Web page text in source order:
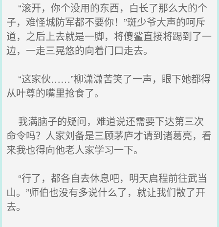
“滚开，你个没用的东西，白长了那么大的个
子，难怪城防军都不要你！”斑少爷大声的呵斥
道，之后上去就是一脚，将傻鲨直接将踢到了一
边，一走三晃悠的向着门口走去。
“这家伙……”柳潇潇苦笑了一声，眼下她都得
从叶尊的嘴里抢食了。
我满脑子的疑问，难道说还需要下达第三次
命令吗？人家刘备是三顾茅庐才请到诸葛亮，看
来我也得向他老人家学习一下。
“行了，都各自去休息吧，明天启程前往武当
山。”师伯也没有多说什么了，就让我们散了开
去。